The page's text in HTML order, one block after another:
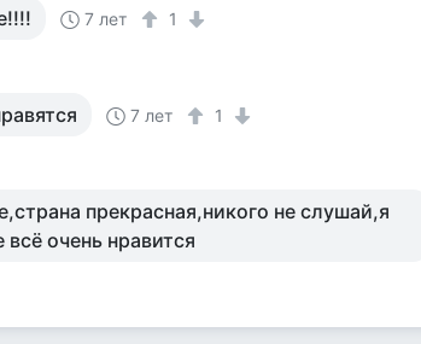
7 лет 1
7 лет 1
прекрасная,никого не слушай,я
очень нравится